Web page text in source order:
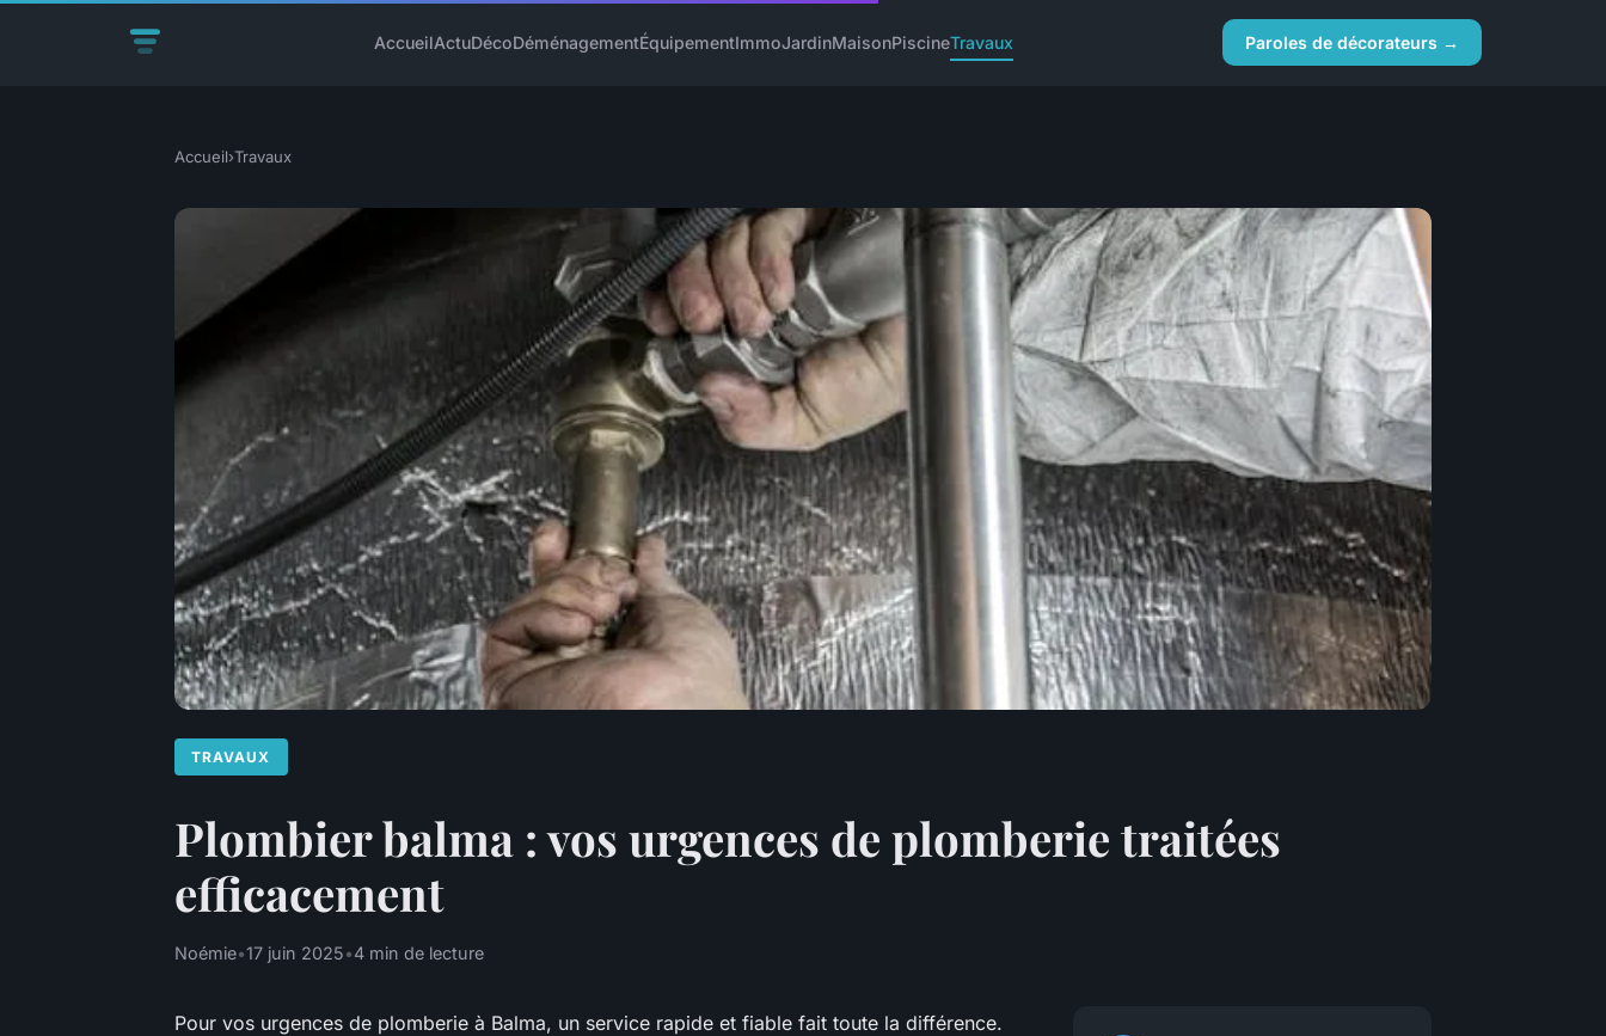
AccueilActuDécoDéménagementÉquipementImmoJardinMaisonPiscineTravaux Paroles de décorateurs →
Accueil›Travaux
TRAVAUX
Plombier balma : vos urgences de plomberie traitées
efficacement
Noémie•17 juin 2025•4 min de lecture
Pour vos urgences de plomberie à Balma, un service rapide et fiable fait toute la différence.